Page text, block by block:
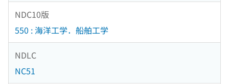
NDC10版
550 : 海洋工学．船舶工学
NDLC
NC51